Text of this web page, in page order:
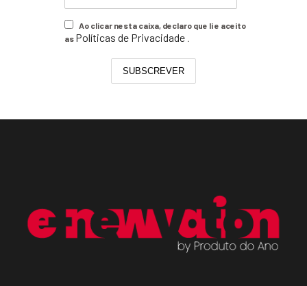
Ao clicar nesta caixa, declaro que li e aceito
as Políticas de Privacidade .
SUBSCREVER